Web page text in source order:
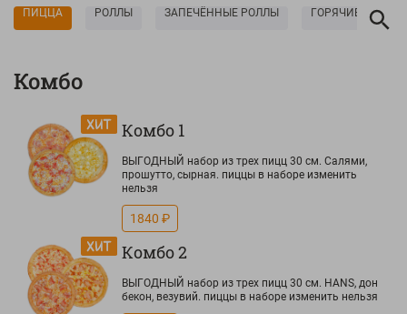
ПИЦЦА РОЛЛЫ ЗАПЕЧЁННЫЕ РОЛЛЫ ГОРЯЧИЕ РОЛЛЫ
Комбо
Комбо 1
ВЫГОДНЫЙ набор из трех пицц 30 см. Салями,
прошутто, сырная. пиццы в наборе изменить
нельзя
1840 ₽
Комбо 2
ВЫГОДНЫЙ набор из трех пицц 30 см. HANS, дон
бекон, везувий. пиццы в наборе изменить нельзя